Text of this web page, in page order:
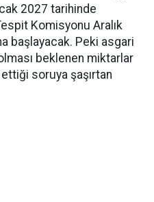
2027 tarihinde
Komisyonu Aralık
başlayacak. Peki asgari
beklenen miktarlar
soruya şaşırtan